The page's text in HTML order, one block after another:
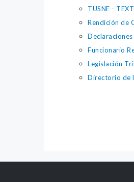
TUSNE -
Rendición de
Funcionario
Legislación
Directorio de